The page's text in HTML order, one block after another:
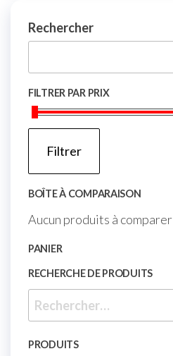
Rechercher
FILTRER PAR PRIX
Filtrer
BOÎTE À COMPARAISON
Aucun produits à comparer
PANIER
RECHERCHE DE PRODUITS
PRODUITS